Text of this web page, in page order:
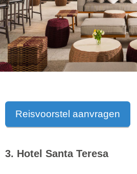
Reisvoorstel aanvragen
3. Hotel Santa Teresa